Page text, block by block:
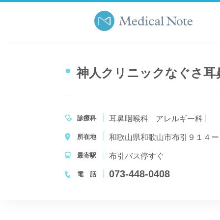
神人クリニックなぐさ耳
診療科 耳鼻咽喉科 アレルギー科
所在地 和歌山県和歌山市布引９１４ー
最寄駅 布引バス停すぐ
電 話 073-448-0408